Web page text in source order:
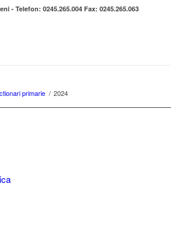
- Telefon: 0245.265.004 Fax: 0245.265.063
primarie / 2024